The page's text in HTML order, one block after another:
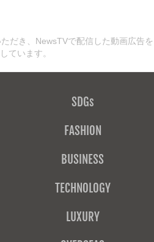
だき、NewsTVで配信した動画広告を
ています。
SDGs
FASHION
BUSINESS
TECHNOLOGY
LUXURY